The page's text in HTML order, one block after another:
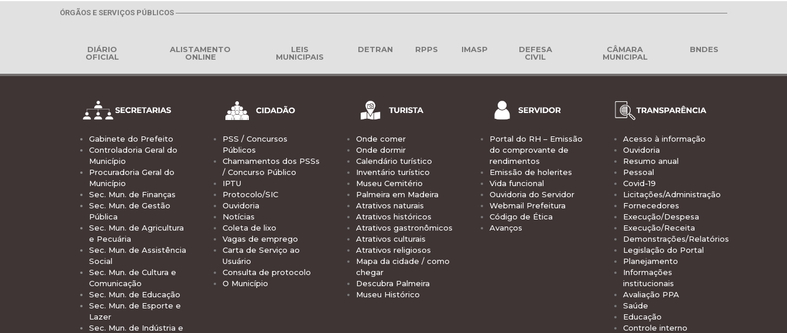
ÓRGÃOS E SERVIÇOS PÚBLICOS
DIÁRIO
OFICIAL
ALISTAMENTO
ONLINE
LEIS
MUNICIPAIS
DETRAN RPPS IMASP
DEFESA
CIVIL
CÂMARA
MUNICIPAL
BNDES
Gabinete do Prefeito
Controladoria Geral do
Município
Procuradoria Geral do
Município
Sec. Mun. de Finanças
Sec. Mun. de Gestão
Pública
Sec. Mun. de Agricultura
e Pecuária
Sec. Mun. de Assistência
Social
Sec. Mun. de Cultura e
Comunicação
Sec. Mun. de Educação
Sec. Mun. de Esporte e
Lazer
Sec. Mun. de Indústria e
PSS / Concursos
Públicos
Chamamentos dos PSSs
/ Concurso Público
IPTU
Protocolo/SIC
Ouvidoria
Notícias
Coleta de lixo
Vagas de emprego
Carta de Serviço ao
Usuário
Consulta de protocolo
O Município
Onde comer
Onde dormir
Calendário turístico
Inventário turístico
Museu Cemitério
Palmeira em Madeira
Atrativos naturais
Atrativos históricos
Atrativos gastronômicos
Atrativos culturais
Atrativos religiosos
Mapa da cidade / como
chegar
Descubra Palmeira
Museu Histórico
Portal do RH – Emissão
do comprovante de
rendimentos
Emissão de holerites
Vida funcional
Ouvidoria do Servidor
Webmail Prefeitura
Código de Ética
Avanços
Acesso à informação
Ouvidoria
Resumo anual
Pessoal
Covid-19
Licitações/Administração
Fornecedores
Execução/Despesa
Execução/Receita
Demonstrações/Relatórios
Legislação do Portal
Planejamento
Informações
institucionais
Avaliação PPA
Saúde
Educação
Controle interno